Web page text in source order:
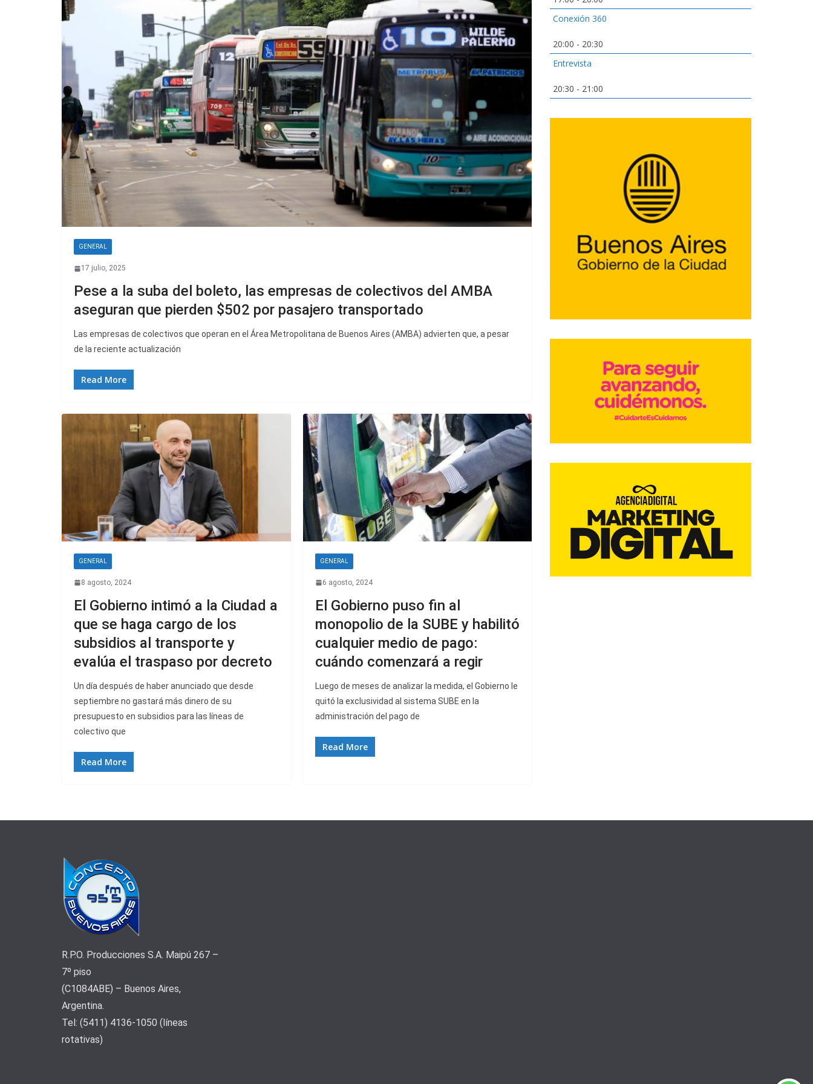
GENERAL
17 julio, 2025
Pese a la suba del boleto, las empresas de colectivos del AMBA
aseguran que pierden $502 por pasajero transportado
Las empresas de colectivos que operan en el Área Metropolitana de Buenos Aires (AMBA) advierten que, a pesar
de la reciente actualización
Read More
GENERAL
8 agosto, 2024
El Gobierno intimó a la Ciudad a
que se haga cargo de los
subsidios al transporte y
evalúa el traspaso por decreto
Un día después de haber anunciado que desde
septiembre no gastará más dinero de su
presupuesto en subsidios para las líneas de
colectivo que
Read More
GENERAL
6 agosto, 2024
El Gobierno puso fin al
monopolio de la SUBE y habilitó
cualquier medio de pago:
cuándo comenzará a regir
Luego de meses de analizar la medida, el Gobierno le
quitó la exclusividad al sistema SUBE en la
administración del pago de
Read More
Conexión 360
20:00 - 20:30
Entrevista
20:30 - 21:00
R.P.O. Producciones S.A. Maipú 267 –
7º piso
(C1084ABE) – Buenos Aires,
Argentina.
Tel: (5411) 4136-1050 (líneas
rotativas)